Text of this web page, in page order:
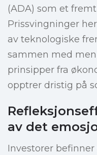
(ADA) som et
Prissvingninger
av teknologiske
sammen med
prinsipper fra
opptrer dristig på
av det
Investorer